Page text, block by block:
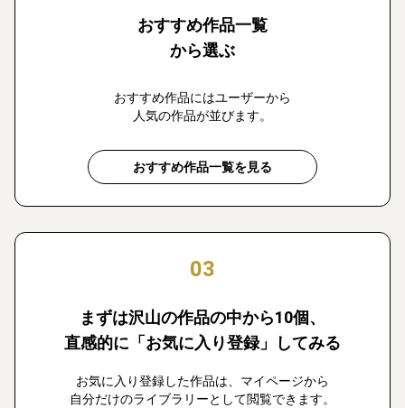
おすすめ作品一覧
から選ぶ
おすすめ作品にはユーザーから
人気の作品が並びます。
おすすめ作品一覧を見る
03
まずは沢山の作品の中から10個、
直感的に「お気に入り登録」してみる
お気に入り登録した作品は、マイページから
自分だけのライブラリーとして閲覧できます。